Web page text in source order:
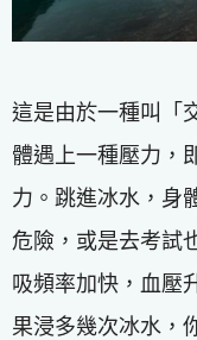
這是由於一種叫「
體遇上一種壓力，
力。跳進冰水，身
危險，或是去考試
吸頻率加快，血壓
果浸多幾次冰水，